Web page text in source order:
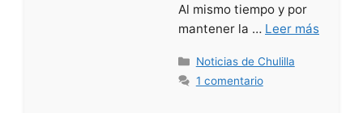
Al mismo tiempo y por
mantener la … Leer más
Categorías
Noticias de Chulilla
1 comentario